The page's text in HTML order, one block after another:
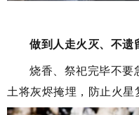
做到人走火灭、不遗
烧香、祭祀完毕不要
土将灰烬掩埋，防止火星